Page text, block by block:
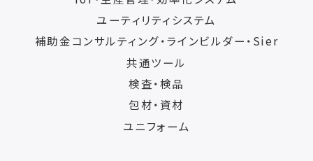
ユーティリティシステム
補助金コンサルティング・ラインビルダー・Sier
共通ツール
検査・検品
包材・資材
ユニフォーム